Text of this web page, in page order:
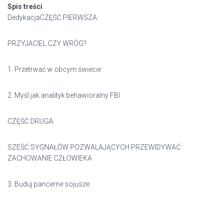
Spis treści
DedykacjaCZĘŚĆ PIERWSZA:
PRZYJACIEL CZY WRÓG?
1. Przetrwać w obcym świecie
2. Myśl jak analityk behawioralny FBI
CZĘŚĆ DRUGA:
SZEŚĆ SYGNAŁÓW POZWALAJĄCYCH PRZEWIDYWAĆ
ZACHOWANIE CZŁOWIEKA
3. Buduj pancerne sojusze.